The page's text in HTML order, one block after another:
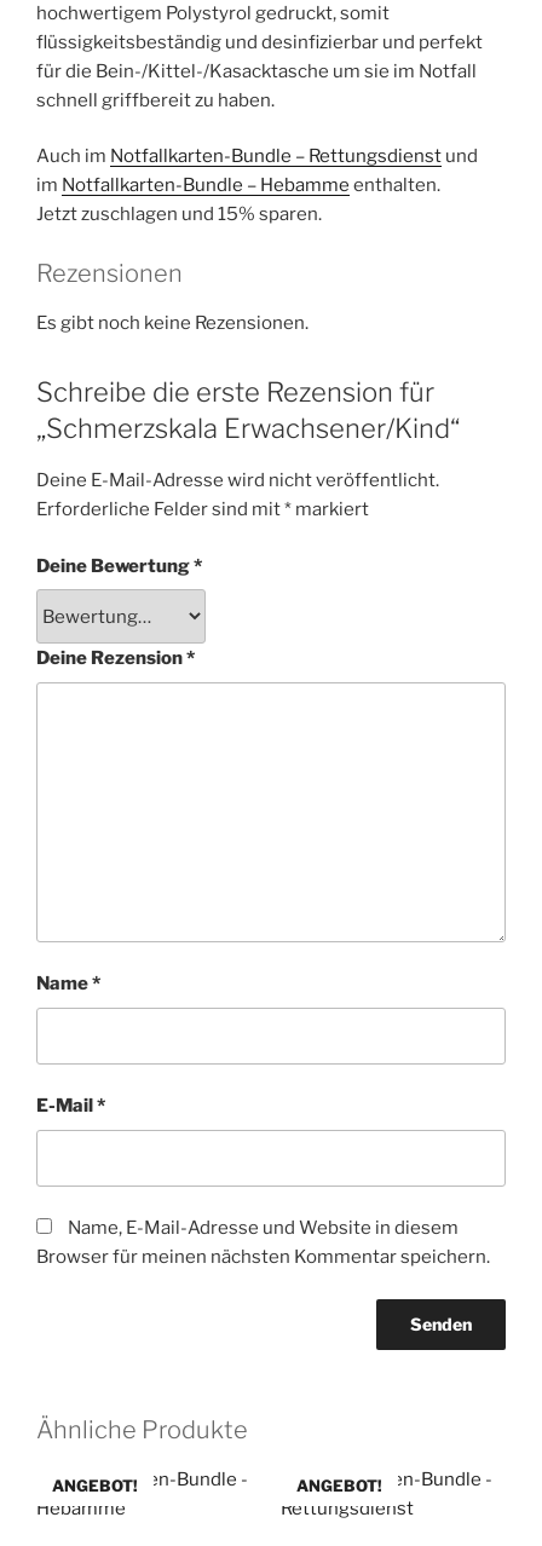
hochwertigem Polystyrol gedruckt, somit
flüssigkeitsbeständig und desinfizierbar und perfekt
für die Bein-/Kittel-/Kasacktasche um sie im Notfall
schnell griffbereit zu haben.
Auch im Notfallkarten-Bundle – Rettungsdienst und
im Notfallkarten-Bundle – Hebamme enthalten.
Jetzt zuschlagen und 15% sparen.
Rezensionen
Es gibt noch keine Rezensionen.
Schreibe die erste Rezension für
„Schmerzskala Erwachsener/Kind“
Deine E-Mail-Adresse wird nicht veröffentlicht.
Erforderliche Felder sind mit* markiert
Deine Bewertung*
Deine Rezension*
Name*
E-Mail *
Name, E-Mail-Adresse und Website in diesem
Browser für meinen nächsten Kommentar speichern.
Ähnliche Produkte
ANGEBOT! ANGEBOT!